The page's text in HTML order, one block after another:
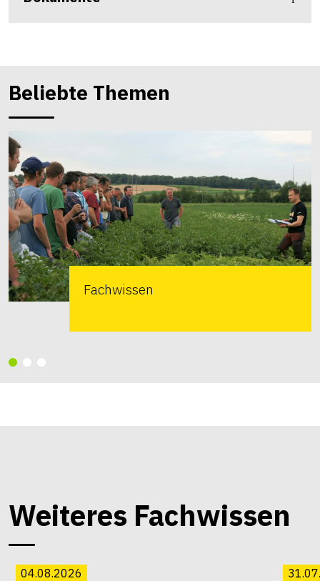
Beliebte Themen
Fachwissen
Weiteres Fachwissen
04.08.2026